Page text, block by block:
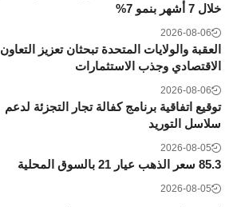
خلال 7 أشهر بنمو 7%
2026-08-06
العقبة والولايات المتحدة تبحثان تعزيز التعاون
الاقتصادي وجذب الاستثمارات
2026-08-06
توقيع اتفاقية برنامج كفالة تجار التجزئة لدعم
سلاسل التوريد
2026-08-05
85.3 سعر الذهب عيار 21 بالسوق المحلية
2026-08-05